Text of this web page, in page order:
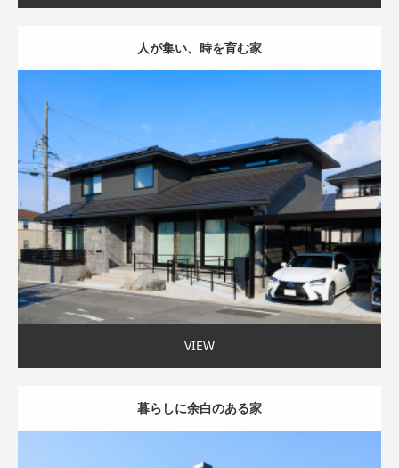
人が集い、時を育む家
モダン外観二世帯住宅 吹抜け 家事ラク動線 45坪以上
VIEW
暮らしに余白のある家